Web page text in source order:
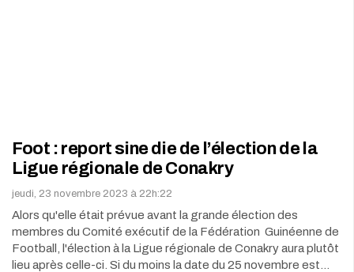
Foot : report sine die de l’élection de la
Ligue régionale de Conakry
jeudi, 23 novembre 2023 à 22h:22
Alors qu'elle était prévue avant la grande élection des
membres du Comité exécutif de la Fédération Guinéenne de
Football, l'élection à la Ligue régionale de Conakry aura plutôt
lieu après celle-ci. Si du moins la date du 25 novembre est…